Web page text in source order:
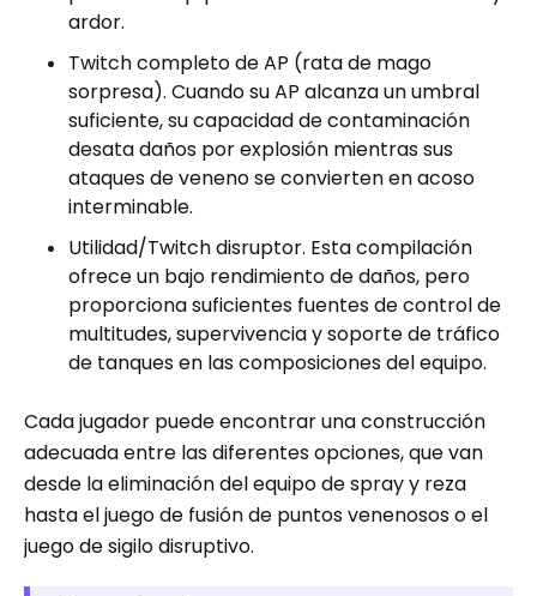
ardor.
Twitch completo de AP (rata de mago
sorpresa). Cuando su AP alcanza un umbral
suficiente, su capacidad de contaminación
desata daños por explosión mientras sus
ataques de veneno se convierten en acoso
interminable.
Utilidad/Twitch disruptor. Esta compilación
ofrece un bajo rendimiento de daños, pero
proporciona suficientes fuentes de control de
multitudes, supervivencia y soporte de tráfico
de tanques en las composiciones del equipo.
Cada jugador puede encontrar una construcción
adecuada entre las diferentes opciones, que van
desde la eliminación del equipo de spray y reza
hasta el juego de fusión de puntos venenosos o el
juego de sigilo disruptivo.